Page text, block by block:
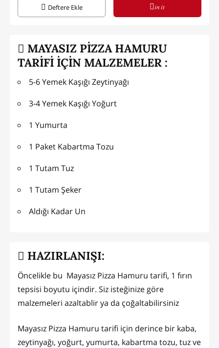
Deftere Ekle in it
MAYASIZ PİZZA HAMURU
TARİFİ İÇİN MALZEMELER :
5-6 Yemek Kaşığı Zeytinyağı
3-4 Yemek Kaşığı Yoğurt
1 Yumurta
1 Paket Kabartma Tozu
1 Tutam Tuz
1 Tutam Şeker
Aldığı Kadar Un
HAZIRLANIŞI:
Öncelikle bu Mayasız Pizza Hamuru tarifi, 1 fırın
tepsisi boyutu içindir. Siz isteğinize göre
malzemeleri azaltablir ya da çoğaltabilirsiniz
Mayasız Pizza Hamuru tarifi için derince bir kaba,
zeytinyağı, yoğurt, yumurta, kabartma tozu, tuz ve